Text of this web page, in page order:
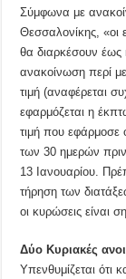
Σύμφωνα με
Θεσσαλονίκης, «οι
θα διαρκέσουν
ανακοίνωση περί
τιμή (αναφέρεται
εφαρμόζεται η
τιμή που εφάρμοσε
των 30 ημερών
13 Ιανουαρίου.
τήρηση των
οι κυρώσεις είναι
Δύο Κυριακές
Υπενθυμίζεται